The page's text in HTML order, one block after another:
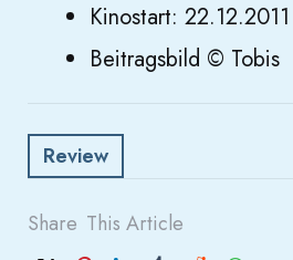
Kinostart: 22.12.2011
Beitragsbild © Tobis
Review
Share This Article